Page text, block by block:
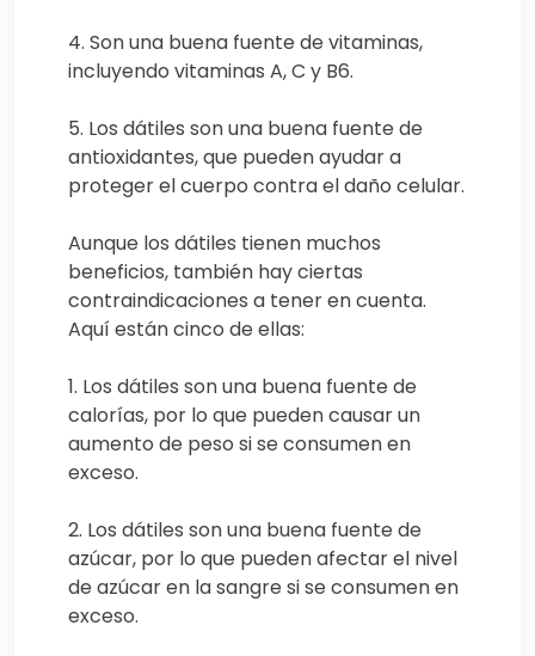
4. Son una buena fuente de vitaminas,
incluyendo vitaminas A, C y B6.
5. Los dátiles son una buena fuente de
antioxidantes, que pueden ayudar a
proteger el cuerpo contra el daño celular.
Aunque los dátiles tienen muchos
beneficios, también hay ciertas
contraindicaciones a tener en cuenta.
Aquí están cinco de ellas:
1. Los dátiles son una buena fuente de
calorías, por lo que pueden causar un
aumento de peso si se consumen en
exceso.
2. Los dátiles son una buena fuente de
azúcar, por lo que pueden afectar el nivel
de azúcar en la sangre si se consumen en
exceso.